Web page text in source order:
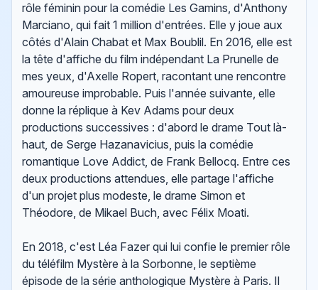
rôle féminin pour la comédie Les Gamins, d'Anthony
Marciano, qui fait 1 million d'entrées. Elle y joue aux
côtés d'Alain Chabat et Max Boublil. En 2016, elle est
la tête d'affiche du film indépendant La Prunelle de
mes yeux, d'Axelle Ropert, racontant une rencontre
amoureuse improbable. Puis l'année suivante, elle
donne la réplique à Kev Adams pour deux
productions successives : d'abord le drame Tout là-
haut, de Serge Hazanavicius, puis la comédie
romantique Love Addict, de Frank Bellocq. Entre ces
deux productions attendues, elle partage l'affiche
d'un projet plus modeste, le drame Simon et
Théodore, de Mikael Buch, avec Félix Moati.
En 2018, c'est Léa Fazer qui lui confie le premier rôle
du téléfilm Mystère à la Sorbonne, le septième
épisode de la série anthologique Mystère à Paris. Il